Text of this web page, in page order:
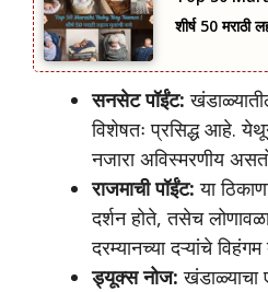
शीर्ष 50 मराठी
सनसेट पॉईंट:
विशेषतः प्रसिद्ध आहे.
नजारा अविस्मरणीय
राजमाची पॉईंट: या
दर्शन होते, तसेच
दरम्यानच्या दऱ्यांचे
ड्यूक्स नोज:खंडाळ्याचा